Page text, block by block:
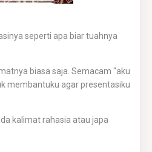
seperti apa biar tuahnya
biasa saja. Semacam "aku
membantuku agar presentasiku
kalimat rahasia atau japa